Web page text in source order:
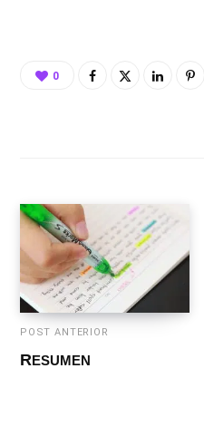
0
POST ANTERIOR
RESUMEN